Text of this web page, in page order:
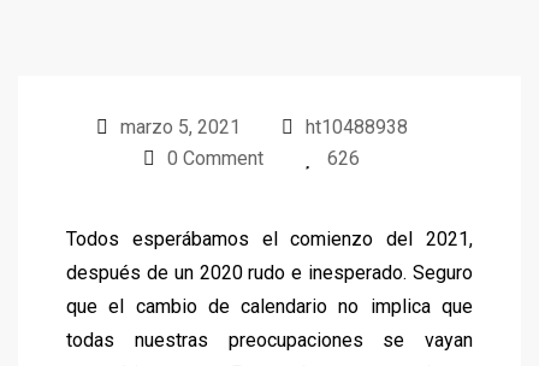
marzo 5, 2021
ht10488938
0 Comment
626
Todos esperábamos el comienzo del 2021,
después de un 2020 rudo e inesperado. Seguro
que el cambio de calendario no implica que
todas nuestras preocupaciones se vayan